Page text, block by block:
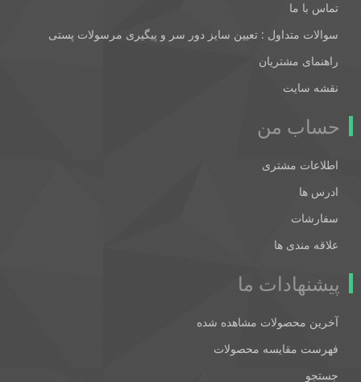
تماس با ما
سوالات متداول : تعیین سایز دور سر و پیگیری مرسولات پستی
راهنمای مشتریان
نقشه سایت
حساب من
اطلاعات مشتری
ادرس ها
سفارشات
علاقه مندی ها
پیشنهادات ما
آخرین محصولات مشاهده شده
فهرست مقایسه محصولات
جستجو